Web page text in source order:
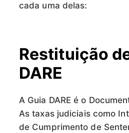
cada uma delas:
Restituição
DARE
A Guia DARE é o
As taxas judiciais como
de Cumprimento de